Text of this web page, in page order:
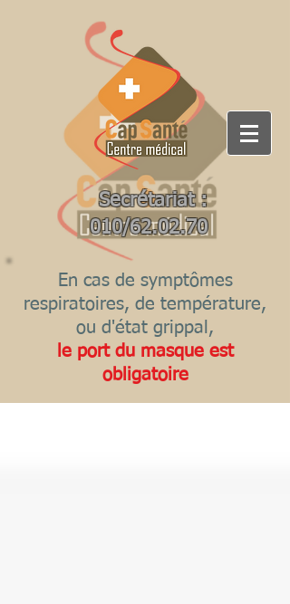
Secrétariat :
010/62.02.70
En cas de symptômes
respiratoires, de température,
ou d'état grippal,
le port du masque est
obligatoire